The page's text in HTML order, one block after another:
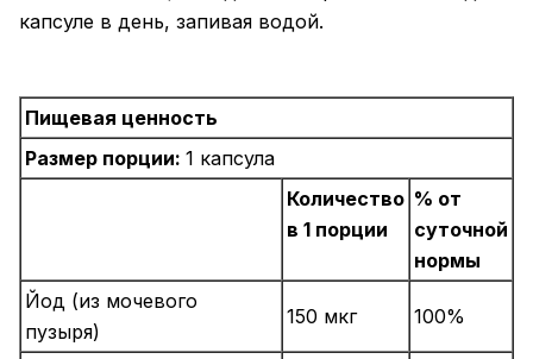
капсуле в день, запивая водой.
Пищевая ценность
Размер порции: 1 капсула
Количество
в 1 порции
% от
суточной
нормы
Йод (из мочевого
пузыря)
150 мкг 100%